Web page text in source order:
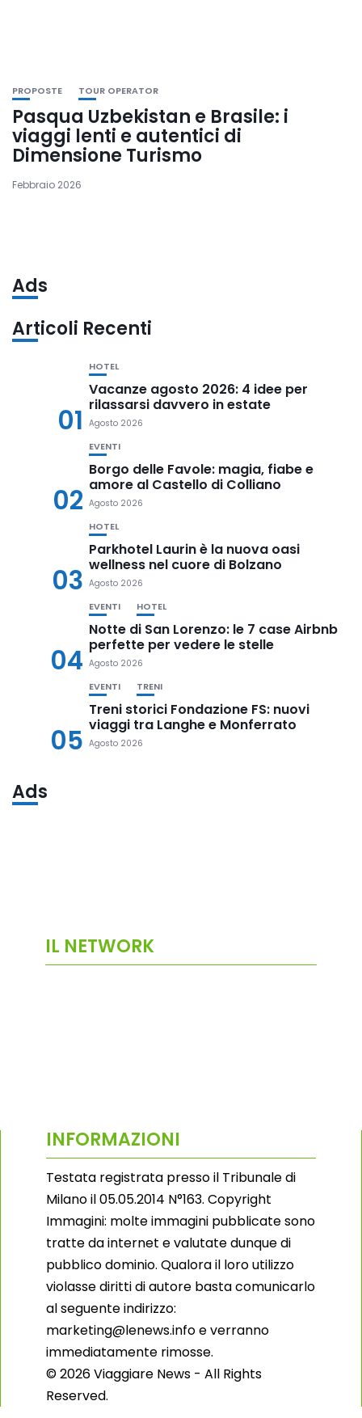
PROPOSTE TOUR OPERATOR
Pasqua Uzbekistan e Brasile: i
viaggi lenti e autentici di
Dimensione Turismo
Febbraio 2026
Ads
Articoli Recenti
01
HOTEL
Vacanze agosto 2026: 4 idee per
rilassarsi davvero in estate
Agosto 2026
02
EVENTI
Borgo delle Favole: magia, fiabe e
amore al Castello di Colliano
Agosto 2026
03
HOTEL
Parkhotel Laurin è la nuova oasi
wellness nel cuore di Bolzano
Agosto 2026
04
EVENTI HOTEL
Notte di San Lorenzo: le 7 case Airbnb
perfette per vedere le stelle
Agosto 2026
05
EVENTI TRENI
Treni storici Fondazione FS: nuovi
viaggi tra Langhe e Monferrato
Agosto 2026
Ads
IL NETWORK
INFORMAZIONI
Testata registrata presso il Tribunale di
Milano il 05.05.2014 N°163. Copyright
Immagini: molte immagini pubblicate sono
tratte da internet e valutate dunque di
pubblico dominio. Qualora il loro utilizzo
violasse diritti di autore basta comunicarlo
al seguente indirizzo:
marketing@lenews.info e verranno
immediatamente rimosse.
© 2026 Viaggiare News - All Rights
Reserved.